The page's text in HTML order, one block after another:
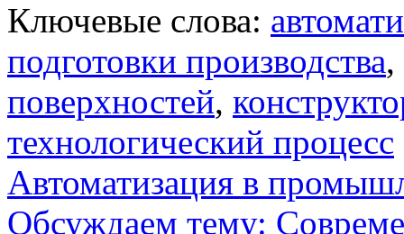
Ключевые слова:
подготовки производства,
поверхностей,
технологический процесс
Автоматизация в
Обсуждаем тему: